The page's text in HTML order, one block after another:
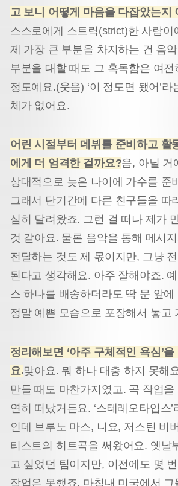
고 보니 어떻게 마음을 다잡았는지
스스로에게 스트릭(strict)한 사람이
제 가장 큰 부분을 차지하는 건 음
부분을 대할 때도 그 혹독함은 여전
정도예요.(웃음) ‘이 정도면 됐어’
체가 없어요.
어린 시절부터 데뷔를 준비하고 활
에게 더 엄격한 걸까요?음, 아닐 거
상대적으로 늦은 나이에 가수를 준
그래서 단기간에 다른 친구들을 따
심히 달려왔죠. 그런 걸 떠나 제가
것 같아요. 물론 음악을 통해 메시
전달하는 것도 제 몫이지만, 그냥
된다고 생각해요. 아주 잘해야죠.
스 하나를 배송하더라도 딱 문 앞
정말 예쁜 모습으로 포장해서 놓고
정리해보면 ‘아주 구체적인 욕심’
요.맞아요. 뭐 하나 대충 하지 못해
만들 때도 마찬가지였고. 곡 작업
연히 떠났거든요. ‘스테레오타입스
인데 브루노 마스, 니요, 저스틴 비
티스트의 히트곡을 써왔어요. 옛날
고 싶었던 팀이지만, 이전에도 몇
작업은 못했죠. 마침내 미국에서